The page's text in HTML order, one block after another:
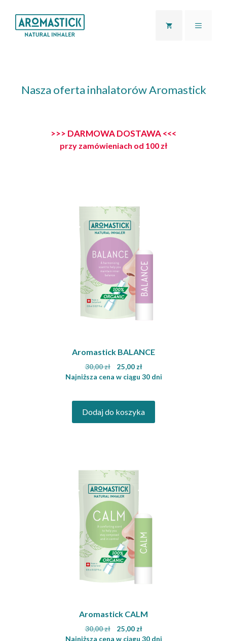
treści
MENU
Nasza oferta inhalatorów Aromastick
>>> DARMOWA DOSTAWA <<<
przy zamówieniach od 100 zł
Aromastick BALANCE
30,00zł
Pierwotna
cena
25,00 złAktualna
cena
Najniższa cena w ciągu 30 dni
Dodaj do koszyka
Aromastick CALM
30,00zł
Pierwotna
cena
25,00 złAktualna
cena
Najniższa cena w ciągu 30 dni